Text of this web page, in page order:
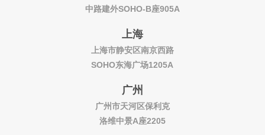
中路建外SOHO-B座905A
上海
上海市静安区南京西路
SOHO东海广场1205A
广州
广州市天河区保利克
洛维中景A座2205